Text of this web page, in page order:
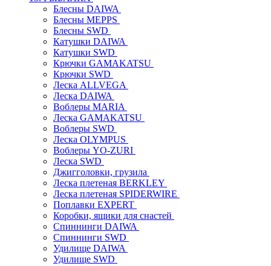
Блесны DAIWA
Блесны MEPPS
Блесны SWD
Катушки DAIWA
Катушки SWD
Крючки GAMAKATSU
Крючки SWD
Леска ALLVEGA
Леска DAIWA
Воблеры MARIA
Леска GAMAKATSU
Воблеры SWD
Леска OLYMPUS
Воблеры YO-ZURI
Леска SWD
Джигголовки, грузила
Леска плетеная BERKLEY
Леска плетеная SPIDERWIRE
Поплавки EXPERT
Коробки, ящики для снастей
Спиннинги DAIWA
Спиннинги SWD
Удилище DAIWA
Удилище SWD